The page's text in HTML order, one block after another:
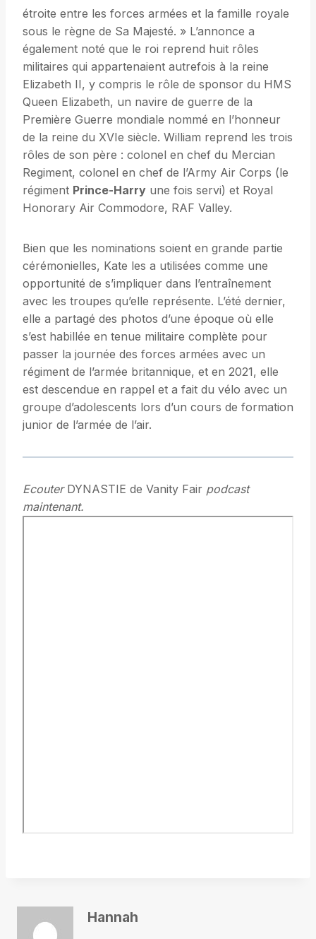
étroite entre les forces armées et la famille royale
sous le règne de Sa Majesté. » L’annonce a
également noté que le roi reprend huit rôles
militaires qui appartenaient autrefois à la reine
Elizabeth II, y compris le rôle de sponsor du HMS
Queen Elizabeth, un navire de guerre de la
Première Guerre mondiale nommé en l’honneur
de la reine du XVIe siècle. William reprend les trois
rôles de son père : colonel en chef du Mercian
Regiment, colonel en chef de l’Army Air Corps (le
régiment Prince-Harry une fois servi) et Royal
Honorary Air Commodore, RAF Valley.
Bien que les nominations soient en grande partie
cérémonielles, Kate les a utilisées comme une
opportunité de s’impliquer dans l’entraînement
avec les troupes qu’elle représente. L’été dernier,
elle a partagé des photos d’une époque où elle
s’est habillée en tenue militaire complète pour
passer la journée des forces armées avec un
régiment de l’armée britannique, et en 2021, elle
est descendue en rappel et a fait du vélo avec un
groupe d’adolescents lors d’un cours de formation
junior de l’armée de l’air.
EcouterDYNASTIE de Vanity Fair podcast
maintenant.
Hannah